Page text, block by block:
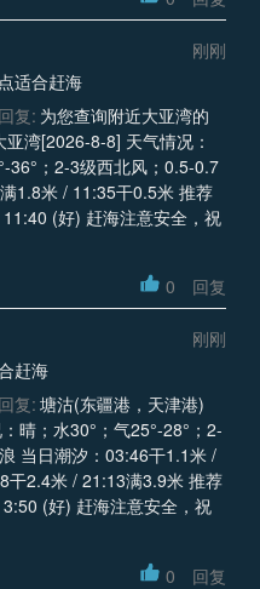
刚刚
适合赶海
回复: 为您查询附近大亚湾的
湾[2026-8-8] 天气情况：
36°；2-3级西北风；0.5-0.7
1.8米 / 11:35干0.5米 推荐
(好) 赶海注意安全，祝
0 回复
刚刚
赶海
回复: 塘沽(东疆港，天津港)
晴；水30°；气25°-28°；2-
当日潮汐：03:46干1.1米 /
干2.4米 / 21:13满3.9米 推荐
(好) 赶海注意安全，祝
0 回复